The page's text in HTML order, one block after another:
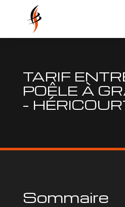
TARIF
POÊLE À
–
Sommaire